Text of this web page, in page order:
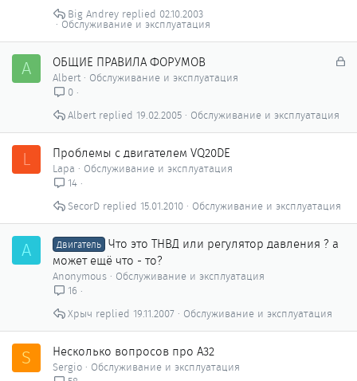
Обслуживание и эксплуатация
02.10.2003
Big Andrey
A
З
т
ОБЩИЕ ПРАВИЛА ФОРУМОВ
Albert
Обслуживание и эксплуатация
0
Обслуживание и эксплуатация
19.02.2005
Albert
L Проблемы с двигателем VQ20DE
Lapa
Обслуживание и эксплуатация
14
Обслуживание и эксплуатация
15.01.2010
SecorD
A Двигатель Что это ТНВД или регулятор давления ? а
может ещё что - то?
Anonymous
Обслуживание и эксплуатация
16
Обслуживание и эксплуатация
19.11.2007
Хрыч
S Несколько вопросов про А32
Sergio
Обслуживание и эксплуатация